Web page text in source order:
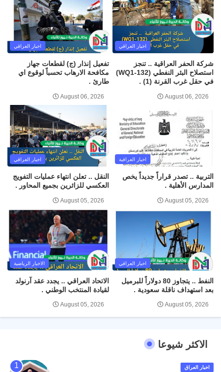
اخبار العراقي
شركة الحفر العراقية .. تنجز
استصلاح البئر النفطي (WQ1-132)
في حقل غرب القرنة (1) .
August 06, 2026
اخبار العراقي
تفعيل إنذار (ج) لقطعات جهاز
مكافحة الارهاب تحسباً لوقوع اي
طارئ .
August 06, 2026
اخبار العراقية
التربية .. تصدر قراراً جديداً يخص
المدارس الأهلية .
August 05, 2026
اخبار العراقي
النقل .. تعلن انتهاء عمليات التفويج
العكسي للزائرين بجميع المحاور .
August 05, 2026
اخبار العراقي
النفط .. يتجاوز 80 دولاراً للبرميل
بعد استهداف ناقلة سعودية .
August 05, 2026
الاخبار الرياضية
الاتحاد العراقي .. يجدد عقد آرنولد
لقيادة المنتخب الوطني .
August 05, 2026
الاكثر شيوعا
اخبار العراق